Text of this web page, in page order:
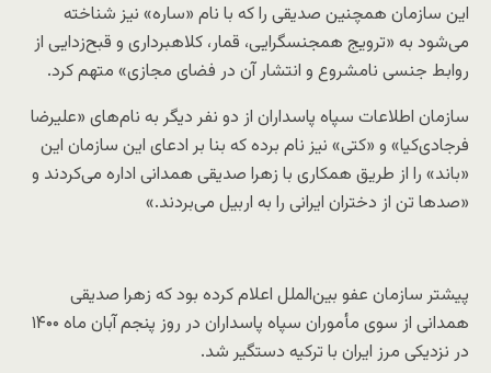
این سازمان همچنین صدیقی را که با نام «ساره» نیز شناخته
می‌شود به «ترویج همجنسگرایی، قمار، کلاهبرداری و قبح‌زدایی از
روابط جنسی نامشروع و انتشار آن در فضای مجازی» متهم کرد.
سازمان اطلاعات سپاه پاسداران از دو نفر دیگر به نام‌های «علیرضا
فرجادی‌کیا» و «کتی» نیز نام برده که بنا بر ادعای این سازمان این
«باند» را از طریق همکاری با زهرا صدیقی همدانی اداره می‌کردند و
«صدها تن از دختران ایرانی را به اربیل می‌بردند.»
پیشتر سازمان عفو بین‌الملل اعلام کرده بود که زهرا صدیقی
همدانی از سوی مأموران سپاه پاسداران در روز پنجم آبان‌ ماه ۱۴۰۰
در نزدیکی مرز ایران با ترکیه دستگیر شد.